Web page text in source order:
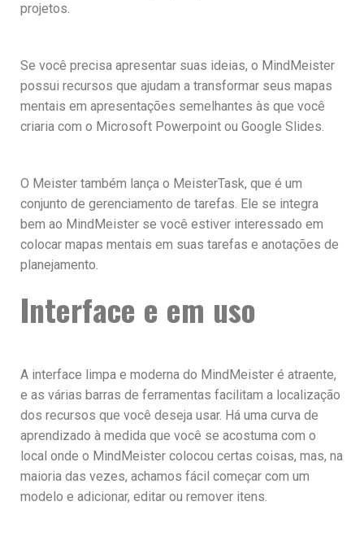
projetos.
Se você precisa apresentar suas ideias, o MindMeister
possui recursos que ajudam a transformar seus mapas
mentais em apresentações semelhantes às que você
criaria com o Microsoft Powerpoint ou Google Slides.
O Meister também lança o MeisterTask, que é um
conjunto de gerenciamento de tarefas. Ele se integra
bem ao MindMeister se você estiver interessado em
colocar mapas mentais em suas tarefas e anotações de
planejamento.
Interface e em uso
A interface limpa e moderna do MindMeister é atraente,
e as várias barras de ferramentas facilitam a localização
dos recursos que você deseja usar. Há uma curva de
aprendizado à medida que você se acostuma com o
local onde o MindMeister colocou certas coisas, mas, na
maioria das vezes, achamos fácil começar com um
modelo e adicionar, editar ou remover itens.